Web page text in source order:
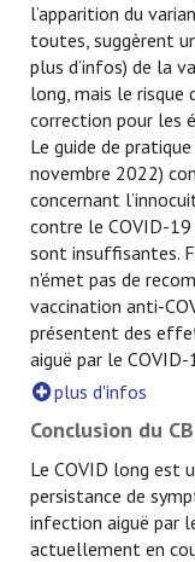
l’apparition du
toutes, suggèrent
plus d’infos) de la
long, mais le risque
correction pour les
Le guide de
novembre 2022)
concernant
contre le COVID-
sont insuffisantes.
n’émet pas de
vaccination anti-
présentent des
aiguë par le COVID-
plus d'infos
Conclusion du
Le COVID long est
persistance de
infection aiguë par
actuellement en